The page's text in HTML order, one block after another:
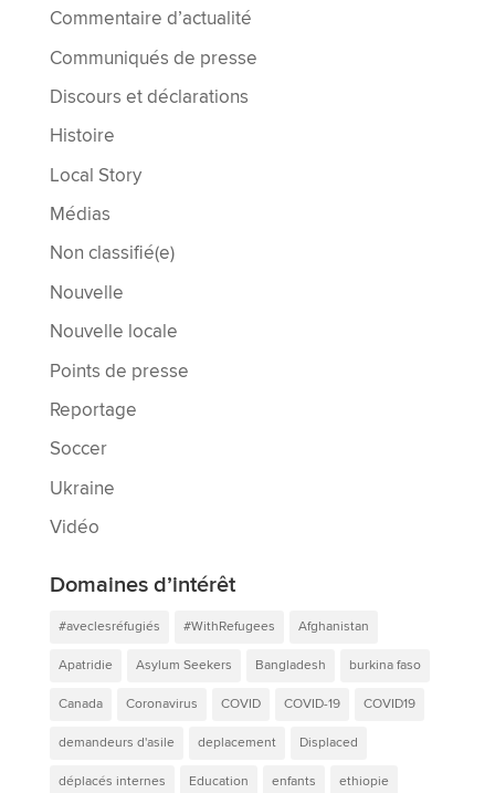
Commentaire d’actualité
Communiqués de presse
Discours et déclarations
Histoire
Local Story
Médias
Non classifié(e)
Nouvelle
Nouvelle locale
Points de presse
Reportage
Soccer
Ukraine
Vidéo
Domaines d’intérêt
#aveclesréfugiés #WithRefugees Afghanistan
Apatridie Asylum Seekers Bangladesh burkina faso
Canada Coronavirus COVID COVID-19 COVID19
demandeurs d'asile deplacement Displaced
déplacés internes Education enfants ethiopie